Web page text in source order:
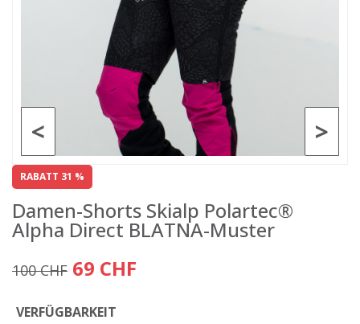
>
<
RABATT 31 %
Damen-Shorts Skialp Polartec®
Alpha Direct BLATNA-Muster
100 CHF 69 CHF
VERFÜGBARKEIT